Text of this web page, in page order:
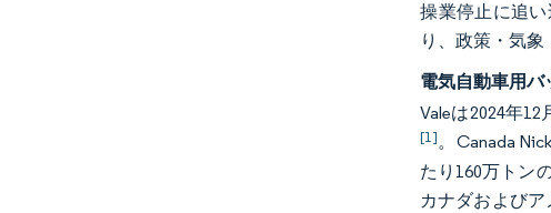
操業停止に追
り、政策・気
電気自動車用
Valeは2024年
[1]。Canada
たり160万トン
カナダおよび